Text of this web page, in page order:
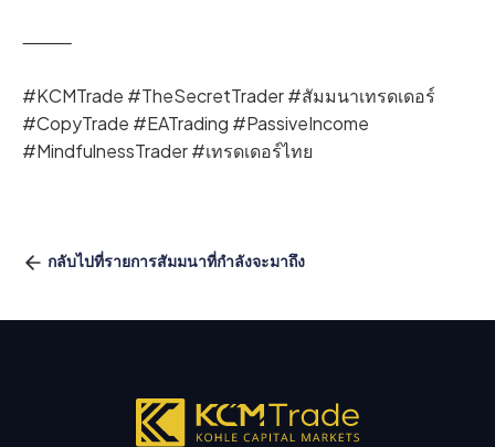
⸻
#KCMTrade #TheSecretTrader #สัมมนาเทรดเดอร์
#CopyTrade #EATrading #PassiveIncome
#MindfulnessTrader #เทรดเดอร์ไทย
กลับไปที่รายการสัมมนาที่กำลังจะมาถึง